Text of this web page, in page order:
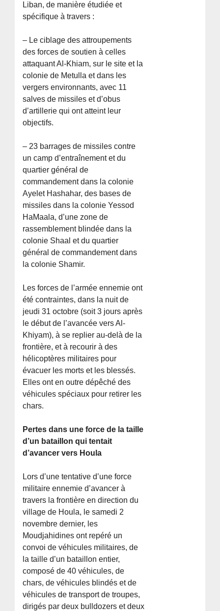
Liban, de manière étudiée et
spécifique à travers :
– Le ciblage des attroupements
des forces de soutien à celles
attaquant Al-Khiam, sur le site et la
colonie de Metulla et dans les
vergers environnants, avec 11
salves de missiles et d’obus
d’artillerie qui ont atteint leur
objectifs.
– 23 barrages de missiles contre
un camp d’entraînement et du
quartier général de
commandement dans la colonie
Ayelet Hashahar, des bases de
missiles dans la colonie Yessod
HaMaala, d’une zone de
rassemblement blindée dans la
colonie Shaal et du quartier
général de commandement dans
la colonie Shamir.
Les forces de l’armée ennemie ont
été contraintes, dans la nuit de
jeudi 31 octobre (soit 3 jours après
le début de l’avancée vers Al-
Khiyam), à se replier au-delà de la
frontière, et à recourir à des
hélicoptères militaires pour
évacuer les morts et les blessés.
Elles ont en outre dépêché des
véhicules spéciaux pour retirer les
chars.
Pertes dans une force de la taille
d’un bataillon qui tentait
d’avancer vers Houla
Lors d’une tentative d’une force
militaire ennemie d’avancer à
travers la frontière en direction du
village de Houla, le samedi 2
novembre dernier, les
Moudjahidines ont repéré un
convoi de véhicules militaires, de
la taille d’un bataillon entier,
composé de 40 véhicules, de
chars, de véhicules blindés et de
véhicules de transport de troupes,
dirigés par deux bulldozers et deux